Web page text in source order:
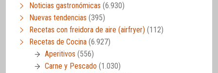
Noticias gastronómicas (6.930)
Nuevas tendencias (395)
Recetas con freidora de aire (airfryer) (112)
Recetas de Cocina (6.927)
Aperitivos (556)
Carne y Pescado (1.030)